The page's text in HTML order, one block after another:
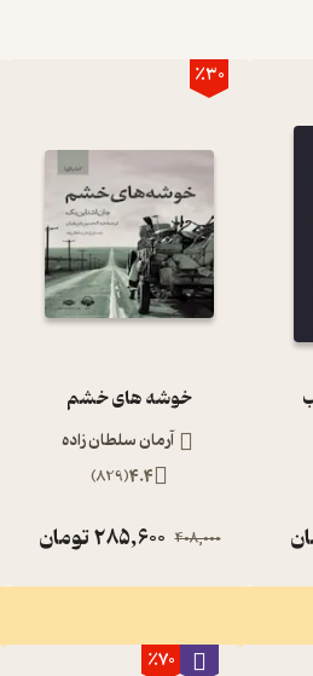
٪30
خوشه های خشم
آرمان سلطان زاده
4.4
(
829
)
408,000
285,600تومان
٪70